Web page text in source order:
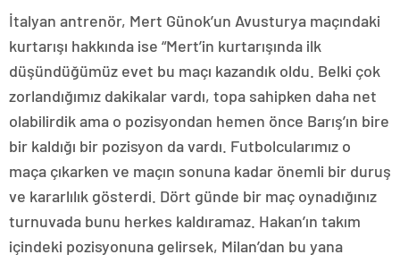
İtalyan antrenör, Mert Günok’un Avusturya maçındaki
kurtarışı hakkında ise “Mert’in kurtarışında ilk
düşündüğümüz evet bu maçı kazandık oldu. Belki çok
zorlandığımız dakikalar vardı, topa sahipken daha net
olabilirdik ama o pozisyondan hemen önce Barış’ın bire
bir kaldığı bir pozisyon da vardı. Futbolcularımız o
maça çıkarken ve maçın sonuna kadar önemli bir duruş
ve kararlılık gösterdi. Dört günde bir maç oynadığınız
turnuvada bunu herkes kaldıramaz. Hakan’ın takım
içindeki pozisyonuna gelirsek, Milan’dan bu yana